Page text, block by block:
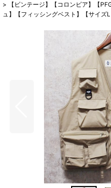
>
【ビンテージ】【コロンビア】【
ュ】【フィッシングベスト】【サイズL